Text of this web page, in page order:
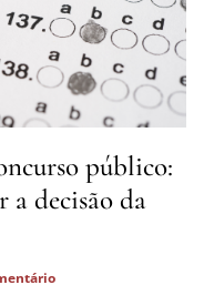
público:
a decisão da